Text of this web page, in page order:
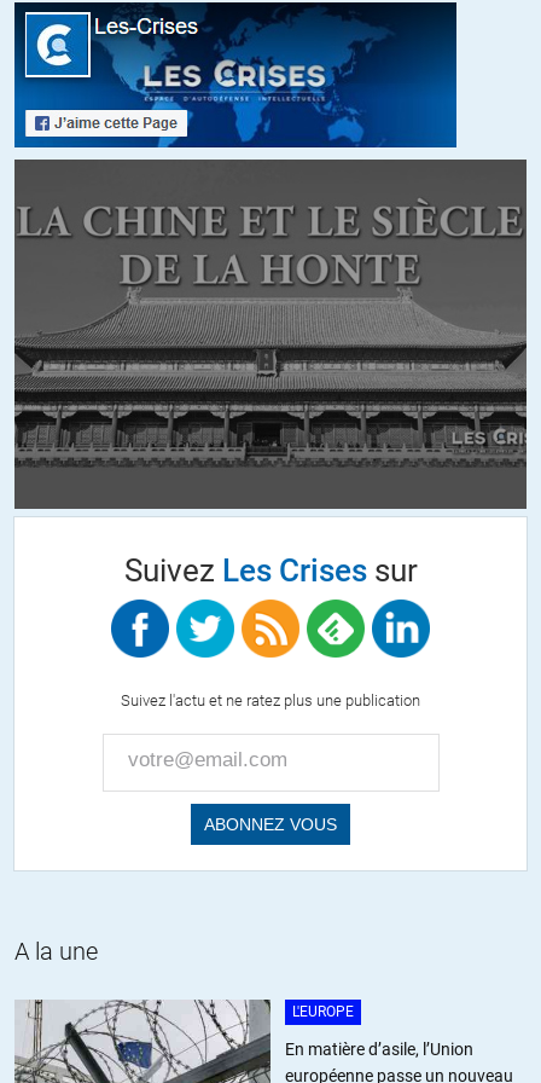
Jean-Luc// 22.01.2020 à 06h36
@Fritz Un seul député a accepté de signer la demande de
destitution de Macron, basée sur des violations de la constitution,
déposée par l’UPR, pourquoi ?
députés sont-ils majoritairement solidaires ?
ALERTER
V_Parlier//22.01.2020 à 19h48
Et après ils vont tous geindre contre les réformes qui ne font que
naturellement découler de cette ligne politique et économique
globale qu’ils approuvent. Au bal des hypocrites il y a du monde
dans la classe politique française en ce moment. Et ils sont bien
trop contents d’avoir refilé le sale boulot à Macron pour pouvoir
Kokoba//21.01.2020 à 14h00
L’enquete sur l’affaire Alstom a déjà été faite.
On connait tout de l’histoire, y compris qui a été corrompu pour que
l’affaire se fasse.
Du cabinet d’avocat de Sarkozy en passant par le PS, droite comme
gauche sont coupables.
On a la liste complète des noms.
Mais peu importe.
allègrement ensembles dans la corruption.
Aucun média majeur ne se lancera dans une campagne médiatique
majeure capable de faire bouger les choses.
Suivez Les Crisessur
Suivez l'actu et ne ratez plus une publication
A la une
L'EUROPE
En matière d’asile, l’Union
européenne passe un nouveau